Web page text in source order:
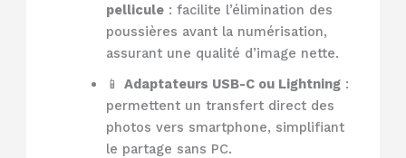
pellicule: facilite l’élimination des
poussières avant la numérisation,
assurant une qualité d’image nette.
📱 Adaptateurs USB-C ou Lightning:
permettent un transfert direct des
photos vers smartphone, simplifiant
le partage sans PC.